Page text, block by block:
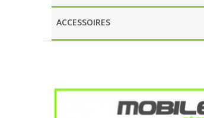
ACCESSOIRES